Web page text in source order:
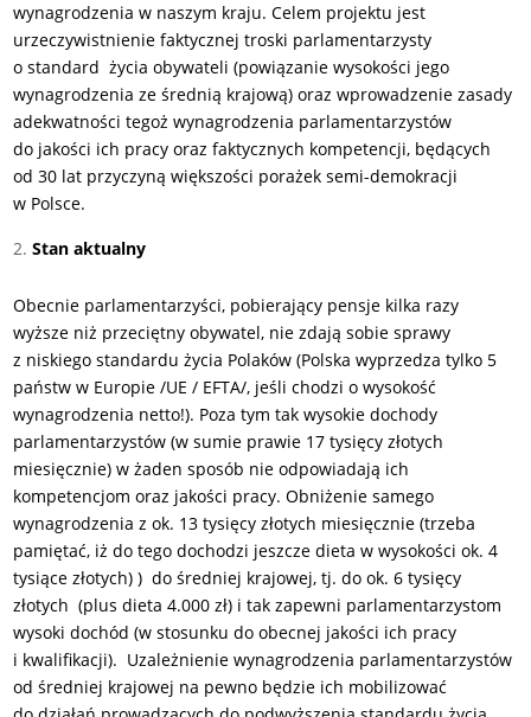
wynagrodzenia w naszym kraju. Celem projektu jest
urzeczywistnienie faktycznej troski parlamentarzysty
o standard życia obywateli (powiązanie wysokości jego
wynagrodzenia ze średnią krajową) oraz wprowadzenie zasady
adekwatności tegoż wynagrodzenia parlamentarzystów
do jakości ich pracy oraz faktycznych kompetencji, będących
od 30 lat przyczyną większości porażek semi-demokracji
w Polsce.
Stan aktualny
Obecnie parlamentarzyści, pobierający pensje kilka razy
wyższe niż przeciętny obywatel, nie zdają sobie sprawy
z niskiego standardu życia Polaków (Polska wyprzedza tylko 5
państw w Europie /UE / EFTA/, jeśli chodzi o wysokość
wynagrodzenia netto!). Poza tym tak wysokie dochody
parlamentarzystów (w sumie prawie 17 tysięcy złotych
miesięcznie) w żaden sposób nie odpowiadają ich
kompetencjom oraz jakości pracy. Obniżenie samego
wynagrodzenia z ok. 13 tysięcy złotych miesięcznie (trzeba
pamiętać, iż do tego dochodzi jeszcze dieta w wysokości ok. 4
tysiące złotych) ) do średniej krajowej, tj. do ok. 6 tysięcy
złotych (plus dieta 4.000 zł) i tak zapewni parlamentarzystom
wysoki dochód (w stosunku do obecnej jakości ich pracy
i kwalifikacji). Uzależnienie wynagrodzenia parlamentarzystów
od średniej krajowej na pewno będzie ich mobilizować